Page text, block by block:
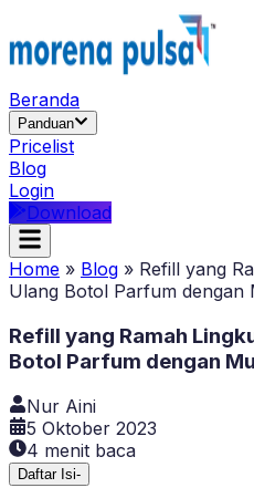
Beranda
Panduan
Pricelist
Blog
Login
Download
Home » Blog » Refill yang
Ulang Botol Parfum dengan
Refill yang Ramah
Botol Parfum dengan
Nur Aini
5 Oktober 2023
4 menit baca
Daftar Isi-